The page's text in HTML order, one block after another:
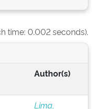
time: 0.002 seconds).
Author(s)
Lima,